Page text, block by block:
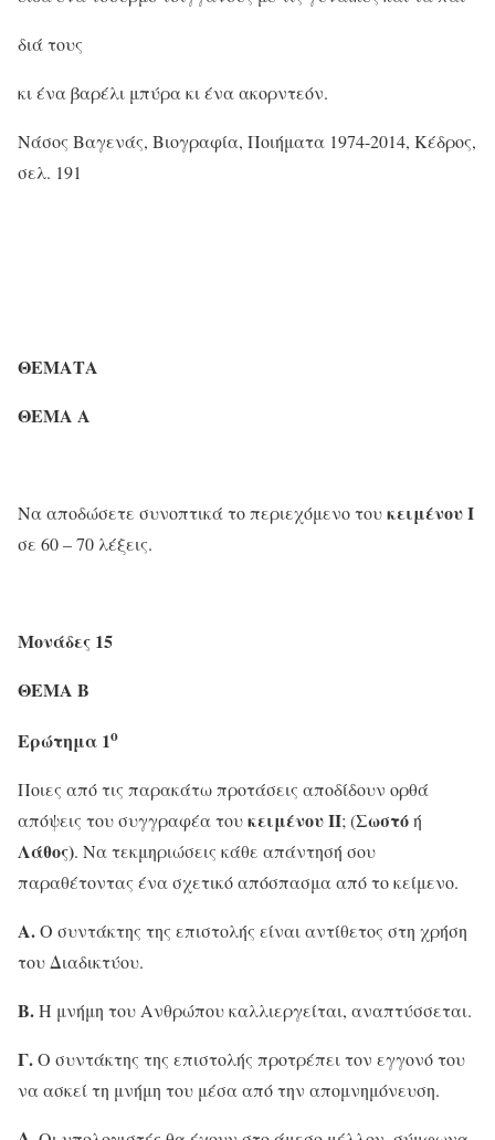
διά τους
κι ένα βαρέλι μπύρα κι ένα ακορντεόν.
Νάσος Βαγενάς, Βιογραφία, Ποιήματα 1974-2014, Κέδρος,
σελ. 191
ΘΕΜΑΤΑ
ΘΕΜΑ Α
Να αποδώσετε συνοπτικά το περιεχόμενο τουκειμένου Ι
σε 60 – 70 λέξεις.
Μονάδες 15
ΘΕΜΑ Β
Ερώτημα 1ο
Ποιες από τις παρακάτω προτάσεις αποδίδουν ορθά
απόψεις του συγγραφέα τουκειμένου ΙΙ; (Σωστόή
Λάθος). Να τεκμηριώσεις κάθε απάντησή σου
παραθέτοντας ένα σχετικό απόσπασμα από το κείμενο.
Α.Ο συντάκτης της επιστολής είναι αντίθετος στη χρήση
του Διαδικτύου.
Β.Η μνήμη του Ανθρώπου καλλιεργείται, αναπτύσσεται.
Γ.Ο συντάκτης της επιστολής προτρέπει τον εγγονό του
να ασκεί τη μνήμη του μέσα από την απομνημόνευση.